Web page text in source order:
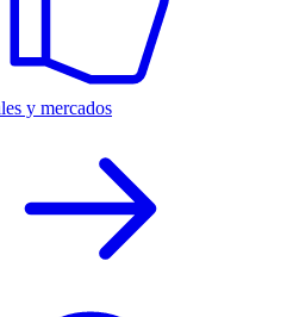
y mercados